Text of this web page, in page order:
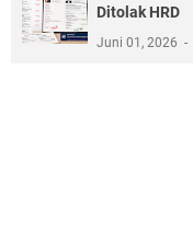
Ditolak HRD
Juni 01, 2026